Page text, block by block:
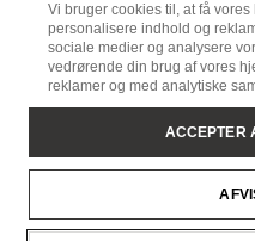
Vi bruger cookies til, at få
personalisere indhold og
sociale medier og analysere
vedrørende din brug af vores
reklamer og med analytiske
ACCEPTER